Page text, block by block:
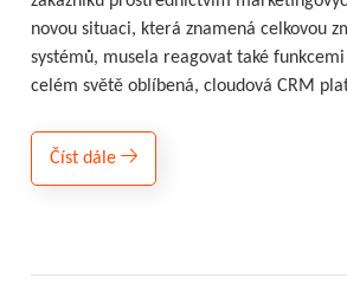
novou situaci, která znamená celkovou
systémů, musela reagovat také
celém světě oblíbená, cloudová CRM
Číst dále